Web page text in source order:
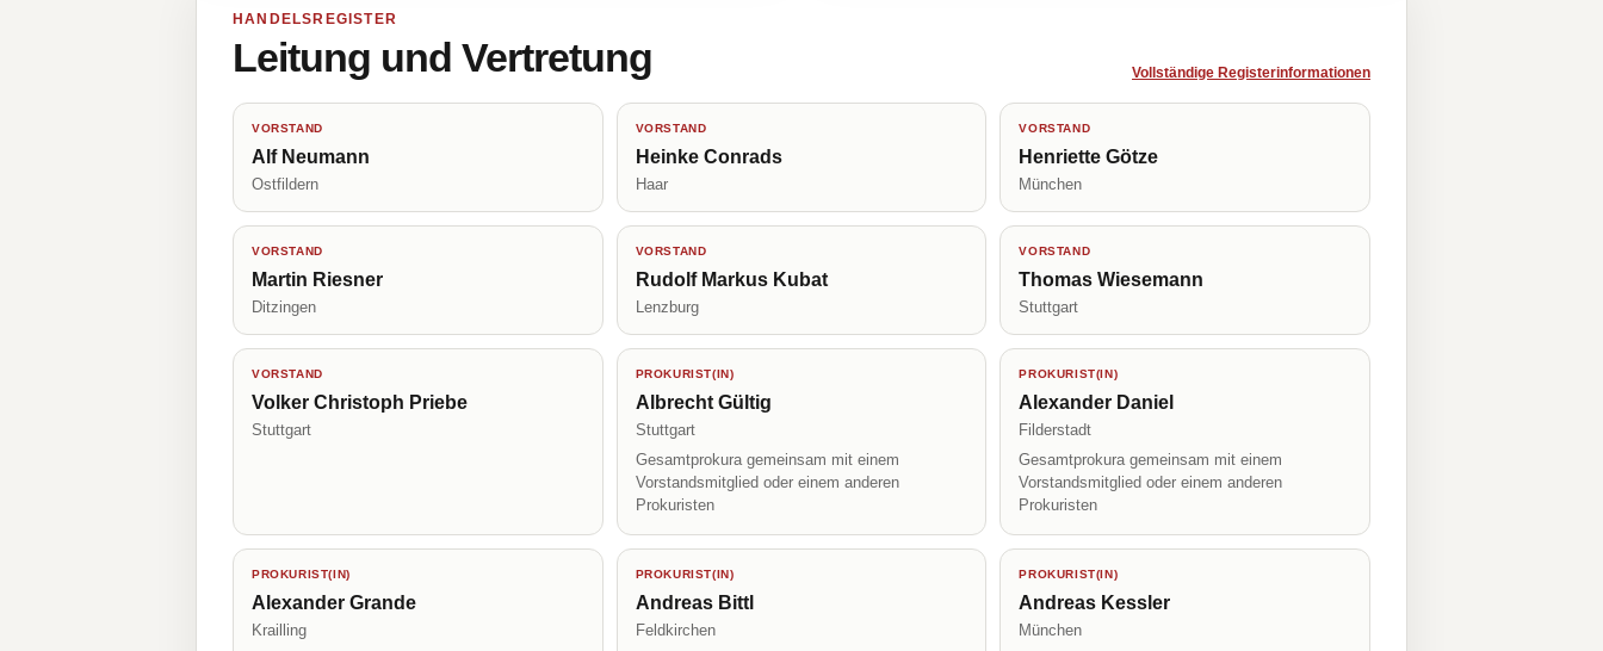
HANDELSREGISTER
Leitung und Vertretung Vollständige Registerinformationen
VORSTAND
Alf Neumann
Ostfildern
VORSTAND
Heinke Conrads
Haar
VORSTAND
Henriette Götze
München
VORSTAND
Martin Riesner
Ditzingen
VORSTAND
Rudolf Markus Kubat
Lenzburg
VORSTAND
Thomas Wiesemann
Stuttgart
VORSTAND
Volker Christoph Priebe
Stuttgart
PROKURIST(IN)
Albrecht Gültig
Stuttgart
Gesamtprokura gemeinsam mit einem
Vorstandsmitglied oder einem anderen
Prokuristen
PROKURIST(IN)
Alexander Daniel
Filderstadt
Gesamtprokura gemeinsam mit einem
Vorstandsmitglied oder einem anderen
Prokuristen
PROKURIST(IN)
Alexander Grande
Krailling
PROKURIST(IN)
Andreas Bittl
Feldkirchen
PROKURIST(IN)
Andreas Kessler
München